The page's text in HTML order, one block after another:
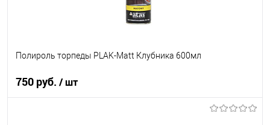
Полироль торпеды PLAK-Matt Клубника 600мл
750 руб. / шт